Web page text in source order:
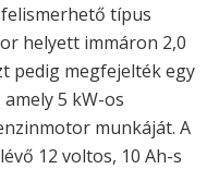
típus
helyett immáron 2,0
pedig megfejelték egy
5 kW-os
munkáját. A
12 voltos, 10 Ah-s